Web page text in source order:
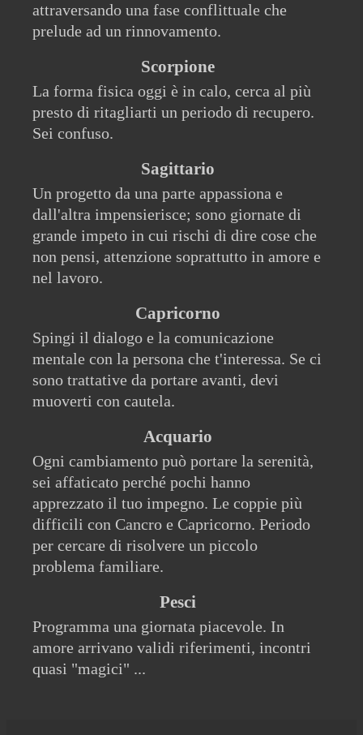
attraversando una fase conflittuale che
prelude ad un rinnovamento.
Scorpione
La forma fisica oggi è in calo, cerca al più
presto di ritagliarti un periodo di recupero.
Sei confuso.
Sagittario
Un progetto da una parte appassiona e
dall'altra impensierisce; sono giornate di
grande impeto in cui rischi di dire cose che
non pensi, attenzione soprattutto in amore e
nel lavoro.
Capricorno
Spingi il dialogo e la comunicazione
mentale con la persona che t'interessa. Se ci
sono trattative da portare avanti, devi
muoverti con cautela.
Acquario
Ogni cambiamento può portare la serenità,
sei affaticato perché pochi hanno
apprezzato il tuo impegno. Le coppie più
difficili con Cancro e Capricorno. Periodo
per cercare di risolvere un piccolo
problema familiare.
Pesci
Programma una giornata piacevole. In
amore arrivano validi riferimenti, incontri
quasi "magici" ...